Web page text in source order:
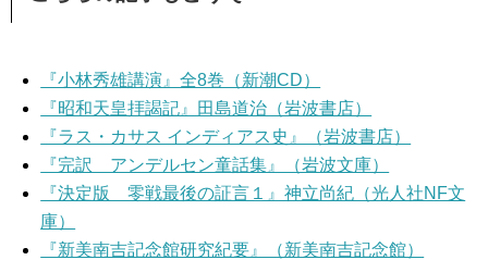
『小林秀雄講演』全8巻（新潮CD）
『昭和天皇拝謁記』田島道治（岩波書店）
『ラス・カサス インディアス史』（岩波書店）
『完訳 アンデルセン童話集』（岩波文庫）
『決定版 零戦最後の証言１』神立尚紀（光人社NF文
庫）
『新美南吉記念館研究紀要』（新美南吉記念館）